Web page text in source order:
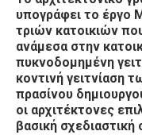
υπογράφει το έργο
τριών κατοικιών
ανάμεσα στην
πυκνοδομημένη
κοντινή γειτνίαση
πρασίνου
οι αρχιτέκτονες
βασική σχεδιαστική